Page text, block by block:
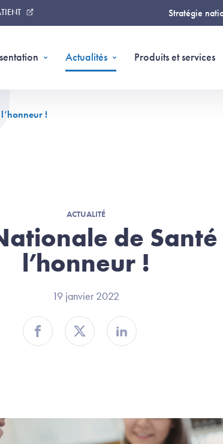
Stratégie
Actualités Produits et services
!
ACTUALITÉ
de Santé
l’honneur !
19 janvier 2022
Partager sur Facebook
Partager sur TwitterPartager sur Linkedin